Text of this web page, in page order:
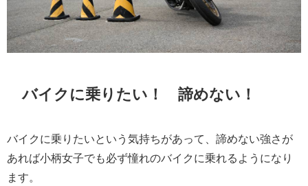
バイクに乗りたい！ 諦めない！
バイクに乗りたいという気持ちがあって、諦めない強さが
あれば小柄女子でも必ず憧れのバイクに乗れるようになり
ます。